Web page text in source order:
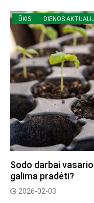
ŪKIS DIENOS
Sodo darbai
galima pradėti?
2026-02-03